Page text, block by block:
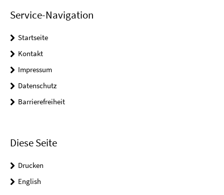
Service-Navigation
Startseite
Kontakt
Impressum
Datenschutz
Barrierefreiheit
Diese Seite
Drucken
English